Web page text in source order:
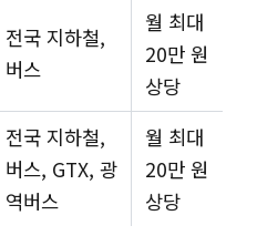
전국 지하철,
버스
월 최대
20만 원
상당
전국 지하철,
버스, GTX, 광
역버스
월 최대
20만 원
상당